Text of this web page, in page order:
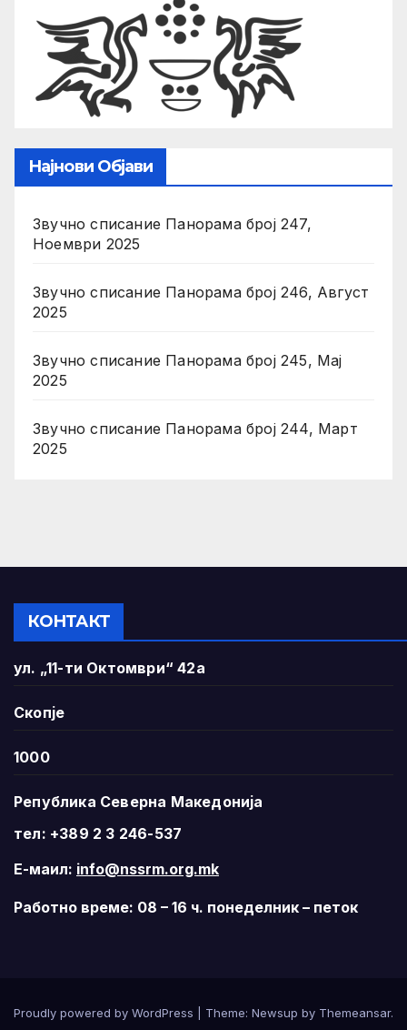
Најнови Објави
Звучно списание Панорама број 247,
Ноември 2025
Звучно списание Панорама број 246, Август
2025
Звучно списание Панорама број 245, Мај
2025
Звучно списание Панорама број 244, Март
2025
КОНТАКТ
ул. „11-ти Октомври“ 42а
Скопје
1000
Република Северна Македонија
тел: +389 2 3 246-537
Е-маил: info@nssrm.org.mk
Работно време: 08 – 16 ч. понеделник – петок
Proudly powered by WordPress Theme: Newsup by Themeansar.